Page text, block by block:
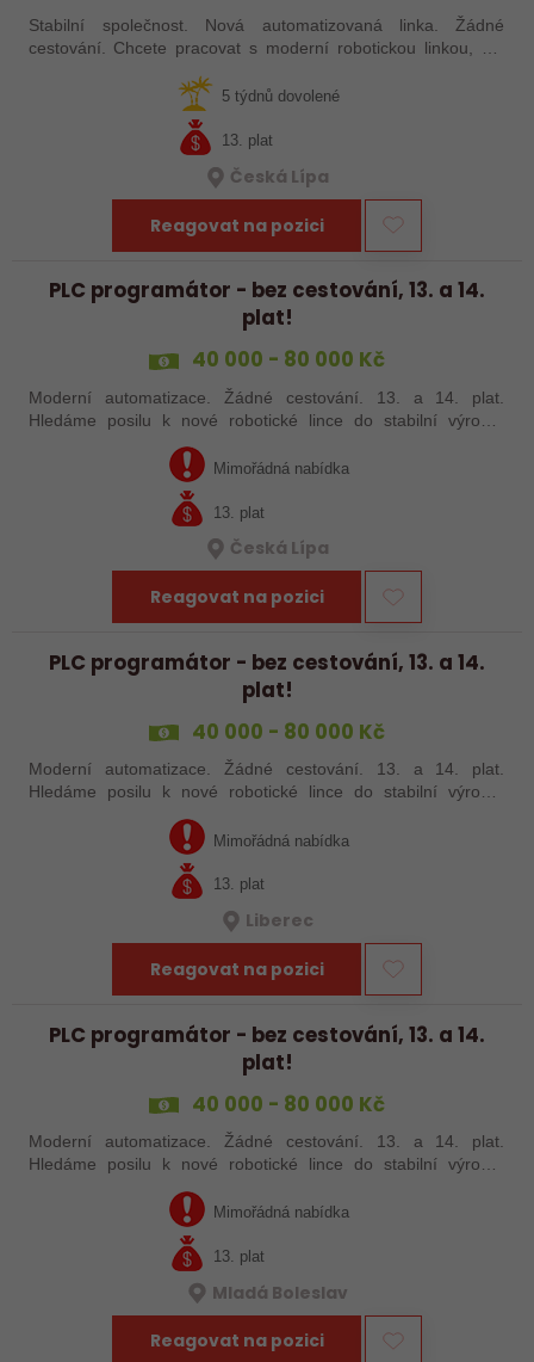
Stabilní společnost. Nová automatizovaná linka. Žádné
cestování. Chcete pracovat s moderní robotickou linkou, ale
šikovné absolventy…
5 týdnů dovolené
13. plat
Česká Lípa
Reagovat na pozici
PLC programátor - bez cestování, 13. a 14.
plat!
40 000 - 80 000 Kč
Moderní automatizace. Žádné cestování. 13. a 14. plat.
Hledáme posilu k nové robotické lince do stabilní výrobní
jste šikovný absolvent…
Mimořádná nabídka
13. plat
Česká Lípa
Reagovat na pozici
PLC programátor - bez cestování, 13. a 14.
plat!
40 000 - 80 000 Kč
Moderní automatizace. Žádné cestování. 13. a 14. plat.
Hledáme posilu k nové robotické lince do stabilní výrobní
jste šikovný absolvent…
Mimořádná nabídka
13. plat
Liberec
Reagovat na pozici
PLC programátor - bez cestování, 13. a 14.
plat!
40 000 - 80 000 Kč
Moderní automatizace. Žádné cestování. 13. a 14. plat.
Hledáme posilu k nové robotické lince do stabilní výrobní
jste šikovný absolvent…
Mimořádná nabídka
13. plat
Mladá Boleslav
Reagovat na pozici